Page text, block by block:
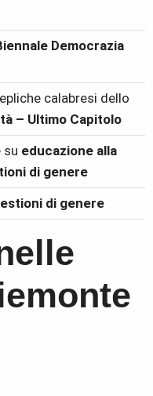
Democrazia
calabresi dello
– Ultimo Capitolo
su educazione alla
di genere
di genere